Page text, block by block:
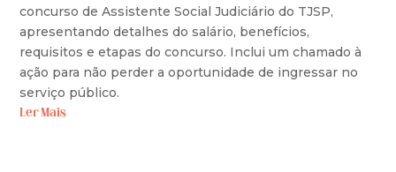
concurso de Assistente Social Judiciário do TJSP,
apresentando detalhes do salário, benefícios,
requisitos e etapas do concurso. Inclui um chamado à
ação para não perder a oportunidade de ingressar no
serviço público.
Ler Mais